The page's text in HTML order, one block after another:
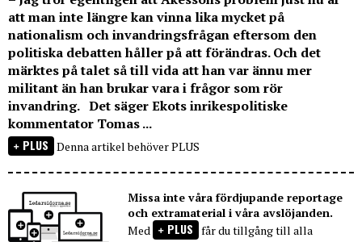
att man inte längre kan vinna lika mycket på
nationalism och invandringsfrågan eftersom den
politiska debatten håller på att förändras. Och det
märktes på talet så till vida att han var ännu mer
militant än han brukar vara i frågor som rör
invandring. Det säger Ekots inrikespolitiske
kommentator Tomas ...
PLUS Denna artikel behöver PLUS
Missa inte våra fördjupande reportage
och extramaterial i våra avslöjanden.
Med
PLUS får du tillgång till alla